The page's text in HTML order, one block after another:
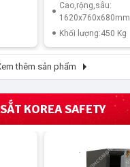
Cao,rộng,sâu:
1620x760x680mm
Khối lượng:450 Kg
thêm sản phẩm
KOREA SAFETY